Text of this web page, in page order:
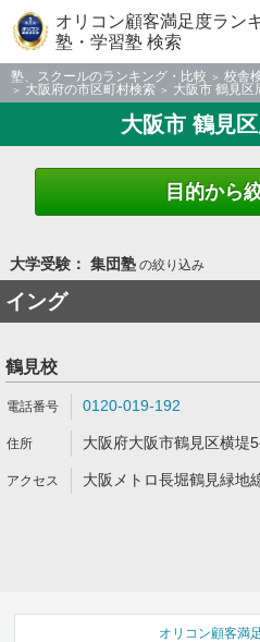
オリコン顧客満足度ラン
塾・学習塾 検索
塾、スクールのランキング・比較 校舎
大阪府の市区町村検索
大阪市 鶴見区
大阪市 鶴見
目的から
大学受験： 集団塾の絞り込み
イング
鶴見校
0120-019-192
大阪府大阪市鶴見区横堤
大阪メトロ長堀鶴見緑地
オリコン顧客満